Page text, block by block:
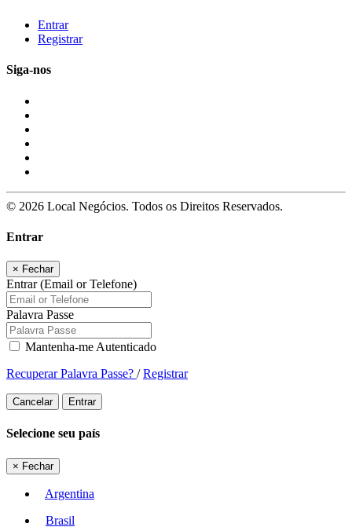
Entrar
Registrar
Siga-nos
© 2026 Local Negócios. Todos os Direitos Reservados.
Entrar
× Fechar
Entrar (Email or Telefone)
Palavra Passe
Mantenha-me Autenticado
Recuperar Palavra Passe? /Registrar
Cancelar Entrar
Selecione seu país
× Fechar
Argentina
Brasil